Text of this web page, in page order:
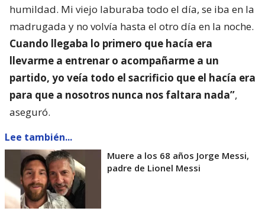
humildad. Mi viejo laburaba todo el día, se iba en la
madrugada y no volvía hasta el otro día en la noche.
Cuando llegaba lo primero que hacía era
llevarme a entrenar o acompañarme a un
partido, yo veía todo el sacrificio que el hacía era
para que a nosotros nunca nos faltara nada”,
aseguró.
Lee también...
Muere a los 68 años Jorge Messi,
padre de Lionel Messi